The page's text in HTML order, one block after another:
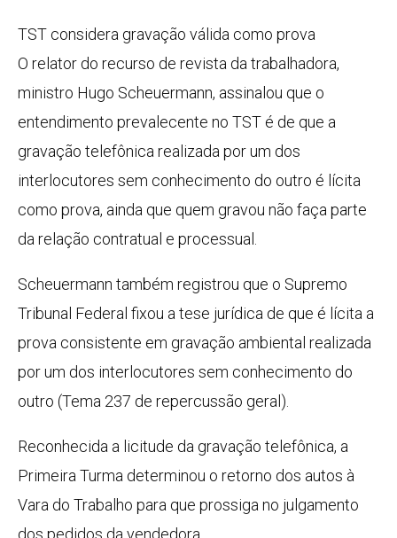
TST considera gravação válida como prova
O relator do recurso de revista da trabalhadora,
ministro Hugo Scheuermann, assinalou que o
entendimento prevalecente no TST é de que a
gravação telefônica realizada por um dos
interlocutores sem conhecimento do outro é lícita
como prova, ainda que quem gravou não faça parte
da relação contratual e processual.
Scheuermann também registrou que o Supremo
Tribunal Federal fixou a tese jurídica de que é lícita a
prova consistente em gravação ambiental realizada
por um dos interlocutores sem conhecimento do
outro (Tema 237 de repercussão geral).
Reconhecida a licitude da gravação telefônica, a
Primeira Turma determinou o retorno dos autos à
Vara do Trabalho para que prossiga no julgamento
dos pedidos da vendedora.